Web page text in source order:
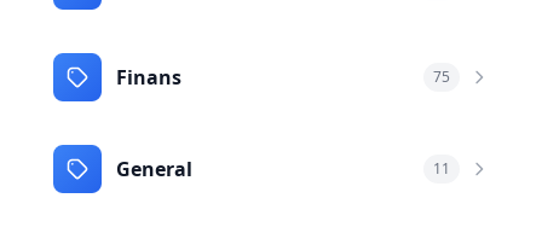
Finans 75
General 11